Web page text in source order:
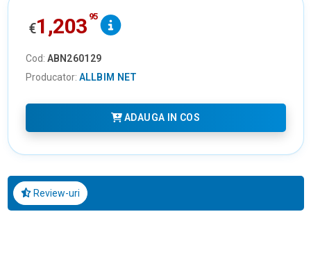
€1,203 95
Cod: ABN260129
Producator: ALLBIM NET
ADAUGA IN COS
Review-uri